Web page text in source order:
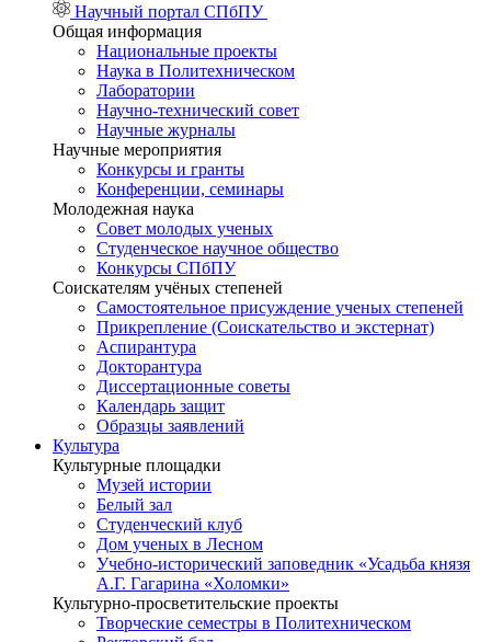
Научный портал СПбПУ
Общая информация
Национальные проекты
Наука в Политехническом
Лаборатории
Научно-технический совет
Научные журналы
Научные мероприятия
Конкурсы и гранты
Конференции, семинары
Молодежная наука
Совет молодых ученых
Студенческое научное общество
Конкурсы СПбПУ
Соискателям учёных степеней
Самостоятельное присуждение ученых степеней
Прикрепление (Соискательство и экстернат)
Аспирантура
Докторантура
Диссертационные советы
Календарь защит
Образцы заявлений
Культура
Культурные площадки
Музей истории
Белый зал
Студенческий клуб
Дом ученых в Лесном
Учебно-исторический заповедник «Усадьба князя
А.Г. Гагарина «Холомки»
Культурно-просветительские проекты
Творческие семестры в Политехническом